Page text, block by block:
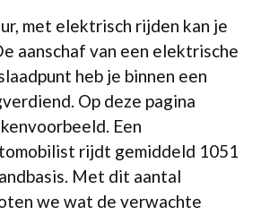
met elektrisch rijden kan je
aanschaf van een elektrische
heb je binnen een
Op deze pagina
Een
rijdt gemiddeld 1051
Met dit aantal
we wat de verwachte